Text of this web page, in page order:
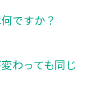
ですか？
わっても同じ